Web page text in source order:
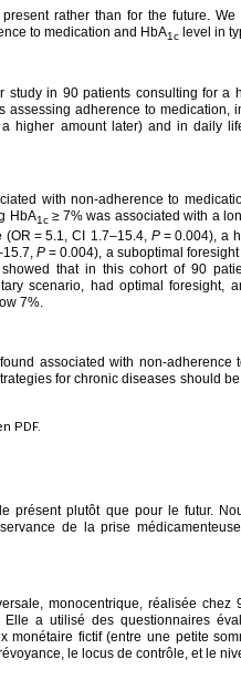
rather than for the future.
to medication and HbA1c level in
study in 90 patients consulting for a
assessing adherence to medication,
higher amount later) and in daily
with non-adherence to
HbA1c ≥ 7% was associated with a
(OR = 5.1, CI 1.7–15.4, P = 0.004), a
P = 0.004), a suboptimal
that in this cohort of 90
scenario, had optimal foresight,
7%.
associated with non-adherence
for chronic diseases should
PDF.
présent plutôt que pour le futur.
de la prise
monocentrique, réalisée
a utilisé des questionnaires
monétaire fictif (entre une petite
le locus de contrôle, et le